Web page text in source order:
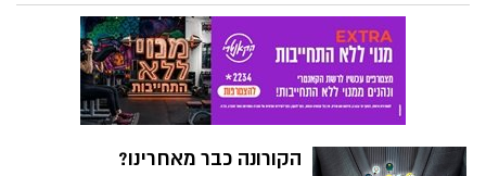
החולים - משרד הבריאות טען שיהיו 300
חולים חדשים ביום ואילו משרד האוצר הקל
מאוד בהערכה של 100 חולים ביום.
הקורונה כבר מאחרינו?